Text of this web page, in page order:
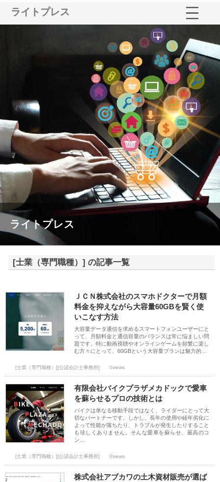
ライトプレス
ライトプレス
[士業（専門職種）] の記事一覧
ＪＣＮ株式会社のスマホドクターで月額
料金を抑えながら大容量60GBを賢く使
いこなす方法
大容量データ通信を求めるスマートフォンユーザーにと
って、月額料金と通信容量のバランスは常に悩ましい問
題です。特に動画視聴やオンラインゲームを頻繁に楽し
む方々にとって、60GBという大容量プランは魅力的…
[士業（専門職種）][公認会計士事務所] 0views
有限会社バイクプラザメカドックで愛車
を蘇らせるプロの技術とは
バイクは単なる移動手段ではなく、ライダーにとって大
切なパートナーです。しかし、長年の使用や経年劣化に
よって性能が落ちたり、トラブルが発生したりすること
も珍しくありません。そんな愛車を蘇らせ、最高のコ
ン…
[士業（専門職種）][公認会計士事務所] 0views
株式会社アブカワの土木資材販売が選ば